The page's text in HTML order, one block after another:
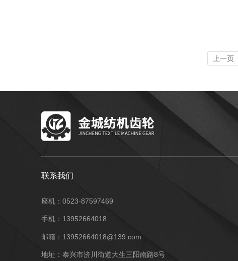
上一页
联系我们
座机：0523-87597469
手机：13952664018
邮箱：13952664018@139.com
地址：泰兴市济川街道大生三阳南路8号